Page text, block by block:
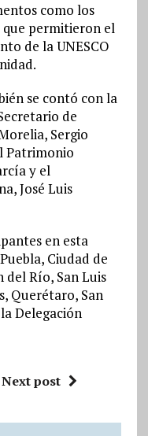
como los
permitieron el
de la UNESCO
se contó con la
de
Sergio
Patrimonio
y el
José Luis
en esta
Ciudad de
del Río, San Luis
Querétaro, San
Delegación
Next post